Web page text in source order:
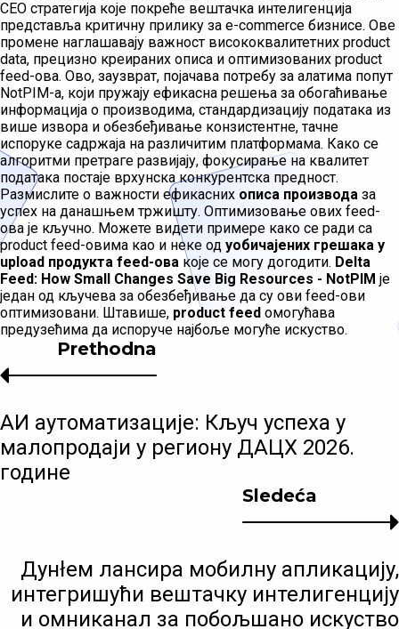
СЕО стратегија које покреће вештачка интелигенција
представља критичну прилику за е-commerce бизнисе. Ове
промене наглашавају важност висококвалитетних product
data, прецизно креираних описа и оптимизованих product
feed-ова. Ово, заузврат, појачава потребу за алатима попут
NotPIM-а, који пружају ефикасна решења за обогаћивање
информација о производима, стандардизацију података из
више извора и обезбеђивање конзистентне, тачне
испоруке садржаја на различитим платформама. Како се
алгоритми претраге развијају, фокусирање на квалитет
података постаје врхунска конкурентска предност.
Размислите о важности ефикасних описа производа за
успех на данашњем тржишту. Оптимизовање ових feed-
ова је кључно. Можете видети примере како се ради са
product feed-овима као и неке од уобичајених грешака у
upload продукта feed-ова које се могу догодити. Delta
Feed: How Small Changes Save Big Resources - NotPIM је
један од кључева за обезбеђивање да су ови feed-ови
оптимизовани. Штавише, product feed омогућава
предузећима да испоруче најбоље могуће искуство.
Sledeća
Дунłем лансира мобилну апликацију,
интегришући вештачку интелигенцију
и омниканал за побољшано искуство
Prethodna
АИ аутоматизације: Кључ успеха у
малопродаји у региону ДАЦХ 2026.
године